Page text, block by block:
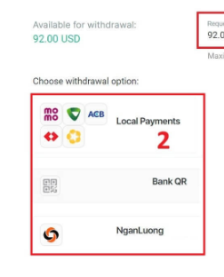
указанное поле. Выберите
вариантов в Local Payment
«Вывод»,чтобы продолжить.